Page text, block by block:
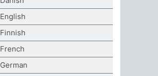
English
Finnish
French
German